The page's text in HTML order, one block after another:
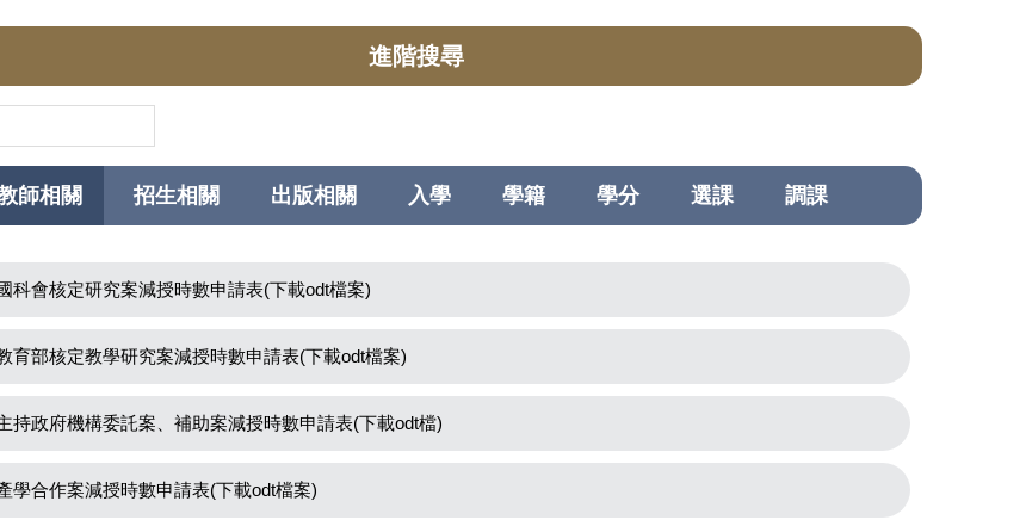
進階搜尋
師相關 招生相關 出版相關 入學 學籍 學分 選課 調課
科會核定研究案減授時數申請表(下載odt檔案)
育部核定教學研究案減授時數申請表(下載odt檔案)
持政府機構委託案、補助案減授時數申請表(下載odt檔)
學合作案減授時數申請表(下載odt檔案)